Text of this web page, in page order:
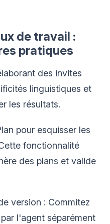
de travail :
pratiques
des invites
linguistiques et
les résultats.
pour esquisser les
fonctionnalité
des plans et valide
version : Commitez
l'agent séparément